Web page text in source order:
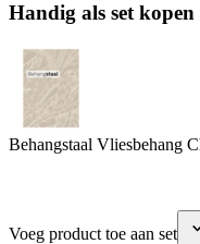
Handig als set kopen
Behangstaal Vliesbehang
Voeg product toe aan set